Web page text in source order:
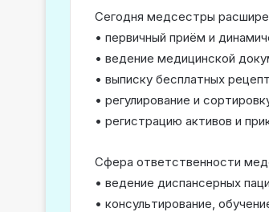
Сегодня медсестры
• первичный приём и
• ведение медицинской
• выписку бесплатных
• регулирование и
• регистрацию активов и
Сфера ответственности
• ведение диспансерных
• консультирование,